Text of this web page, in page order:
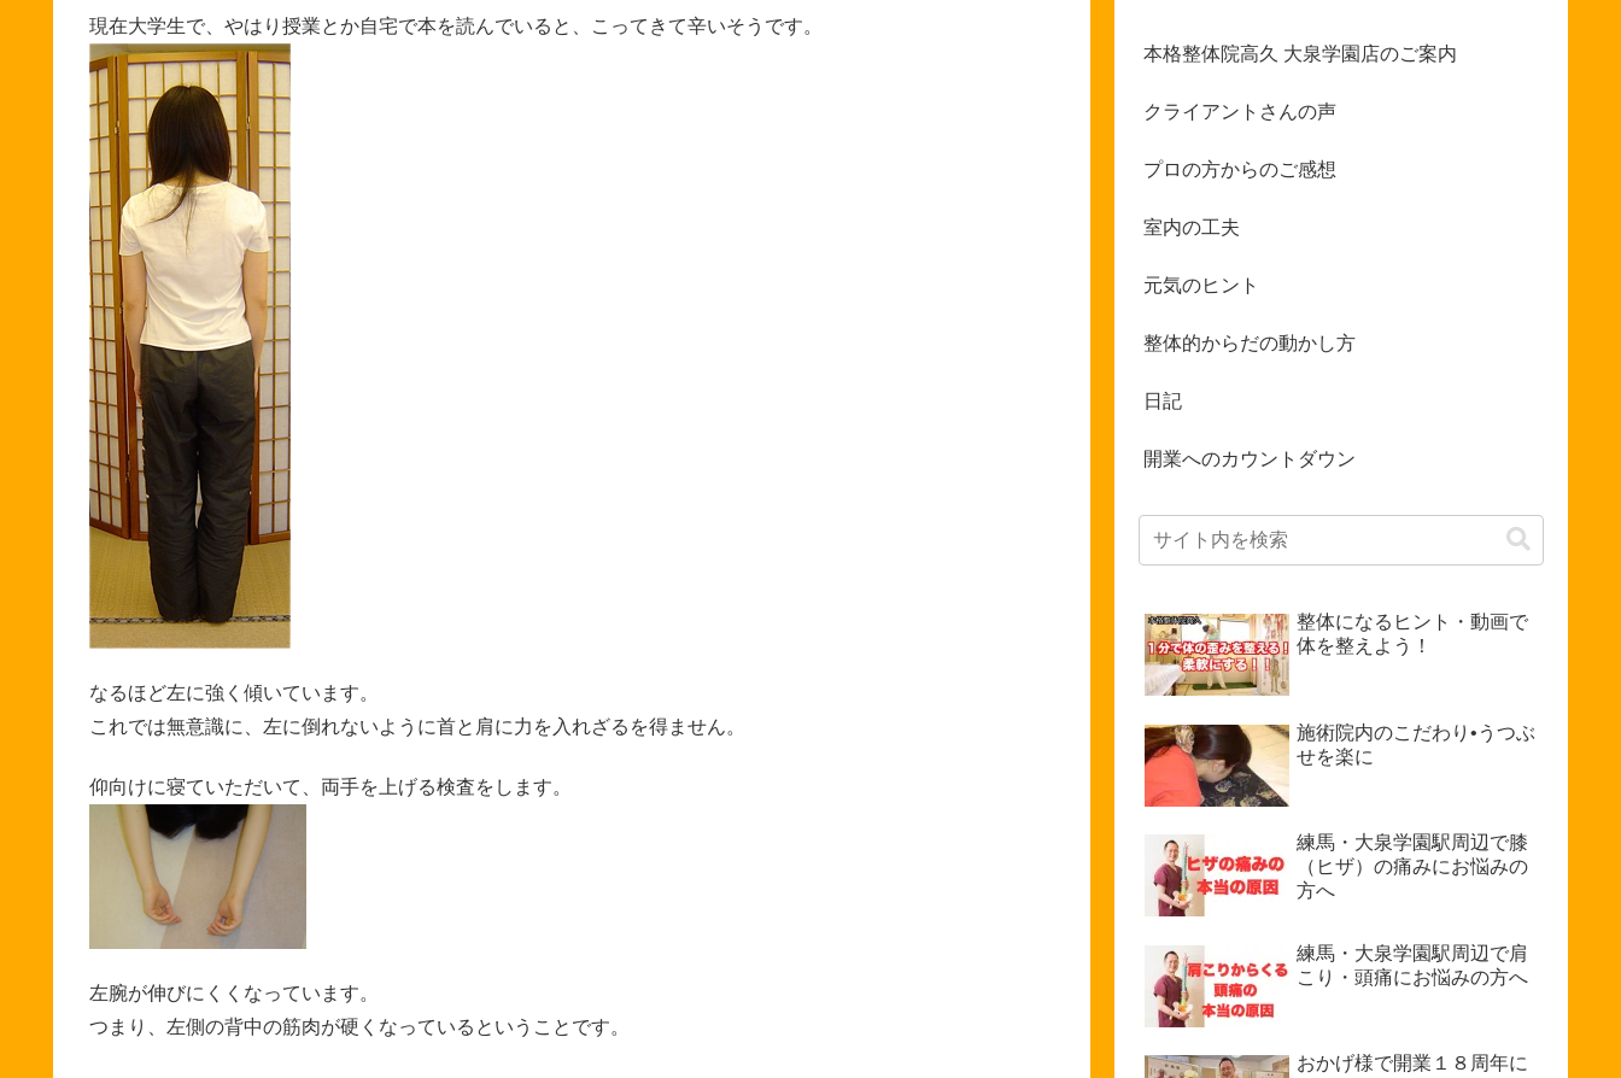
現在大学生で、やはり授業とか自宅で本を読んでいると、こってきて辛いそうです。
なるほど左に強く傾いています。
これでは無意識に、左に倒れないように首と肩に力を入れざるを得ません。
仰向けに寝ていただいて、両手を上げる検査をします。
左腕が伸びにくくなっています。
つまり、左側の背中の筋肉が硬くなっているということです。
本格整体院高久 大泉学園店のご案内
クライアントさんの声
プロの方からのご感想
室内の工夫
元気のヒント
整体的からだの動かし方
日記
開業へのカウントダウン
整体になるヒント・動画で
体を整えよう！
施術院内のこだわり•うつぶ
せを楽に
練馬・大泉学園駅周辺で膝
（ヒザ）の痛みにお悩みの
方へ
練馬・大泉学園駅周辺で肩
こり・頭痛にお悩みの方へ
おかげ様で開業１８周年に